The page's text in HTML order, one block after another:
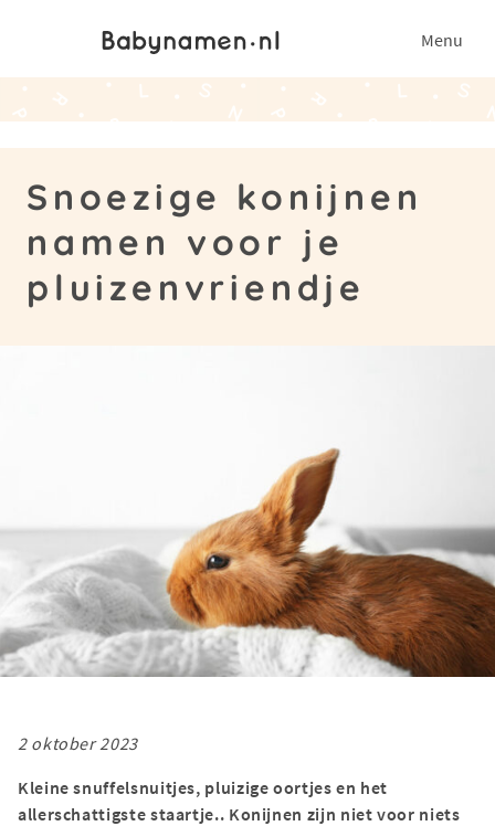
Menu
Snoezige konijnen
namen voor je
pluizenvriendje
2 oktober 2023
Kleine snuffelsnuitjes, pluizige oortjes en het
allerschattigste staartje.. Konijnen zijn niet voor niets